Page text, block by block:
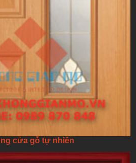
cửa gỗ tự nhiên